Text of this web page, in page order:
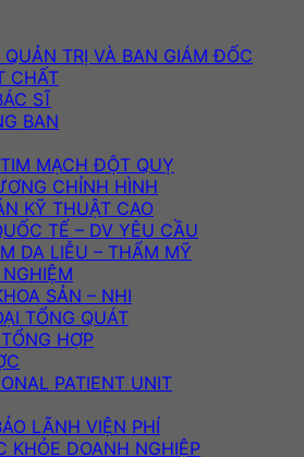
TRỊ VÀ BAN GIÁM ĐỐC
CHẤT
SĨ
BAN
MẠCH ĐỘT QUỴ
CHỈNH HÌNH
KỸ THUẬT CAO
TẾ – DV YÊU CẦU
DA LIỄU – THẨM MỸ
SẢN – NHI
TỔNG QUÁT
HỢP
PATIENT UNIT
LÃNH VIỆN PHÍ
KHỎE DOANH NGHIỆP